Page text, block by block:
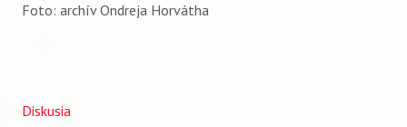
Foto: archív Ondreja Horvátha
Diskusia